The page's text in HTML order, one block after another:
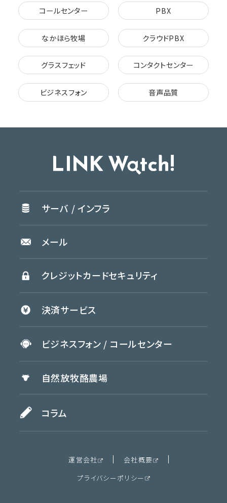
コールセンター PBX
なかほら牧場 クラウドPBX
グラスフェッド コンタクトセンター
ビジネスフォン 音声品質
サーバ /インフラ
メール
クレジットカードセキュリティ
決済サービス
ビジネスフォン / コールセンター
自然放牧酪農場
コラム
運営会社
会社概要
プライバシーポリシー